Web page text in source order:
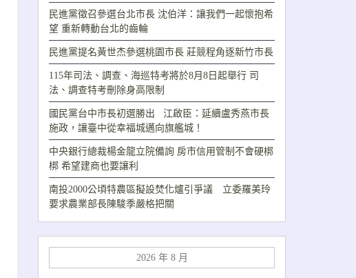
民進黨徵召參選台北市長 沈伯洋：讓我們一起懷抱希
望 重新轉動台北的齒輪
民進黨提名黃世杰參選桃園市長 莊競程角逐新竹市長
115年司法、調查、海巡特考將於8月8日起舉行 司
法、調查特考刪除身高限制
國民黨台中市長初選勝出 江啟臣：延續盧秀燕市長
施政，讓臺中從幸福城邁向旗艦城！
中央銀行總裁楊金龍立院備詢 房市信用管制不會硬梆
梆 希望建商也要讓利
南投2000公頃特農區擬設焚化爐引爭議 立委羅美玲
要求農業部長陳駿季嚴格把關
2026 年 8 月